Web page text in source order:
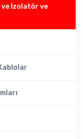
ve İzolatör ve